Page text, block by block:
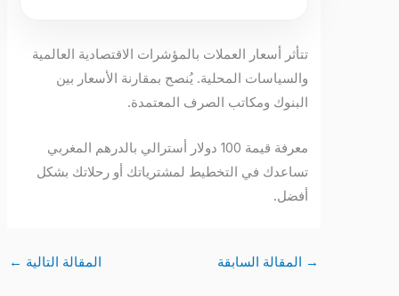
تتأثر أسعار العملات بالمؤشرات الاقتصادية العالمية
والسياسات المحلية. يُنصح بمقارنة الأسعار بين
البنوك ومكاتب الصرف المعتمدة.
معرفة قيمة 100 دولار أسترالي بالدرهم المغربي
تساعدك في التخطيط لمشترياتك أو رحلاتك بشكل
أفضل.
المقالة السابقة المقالة التالية←